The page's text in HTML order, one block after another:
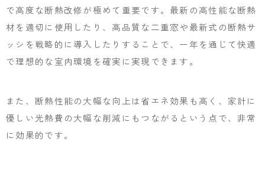
で高度な断熱改修が極めて重要です。最新の高性能な断熱
材を適切に使用したり、高品質な二重窓や最新式の断熱サ
ッシを戦略的に導入したりすることで、一年を通じて快適
で理想的な室内環境を確実に実現できます。
また、断熱性能の大幅な向上は省エネ効果も高く、家計に
優しい光熱費の大幅な削減にもつながるという点で、非常
に効果的です。